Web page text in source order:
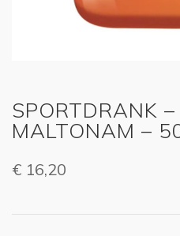
SPORTDRANK
MALTONAM –
€ 16,20